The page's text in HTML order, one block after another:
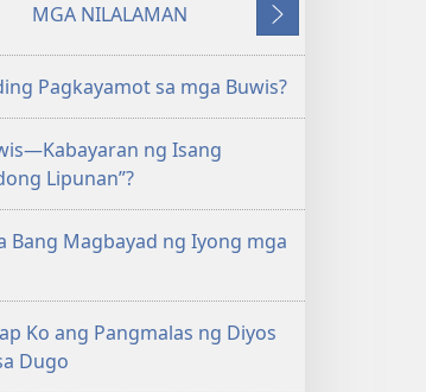
ng
Disyembre 8,
MGA NILALAMAN
Susunod
Pagkayamot sa mga Buwis?
ng Isang
Lipunan”?
Bang Magbayad ng Iyong mga
Ko ang Pangmalas ng Diyos
Dugo